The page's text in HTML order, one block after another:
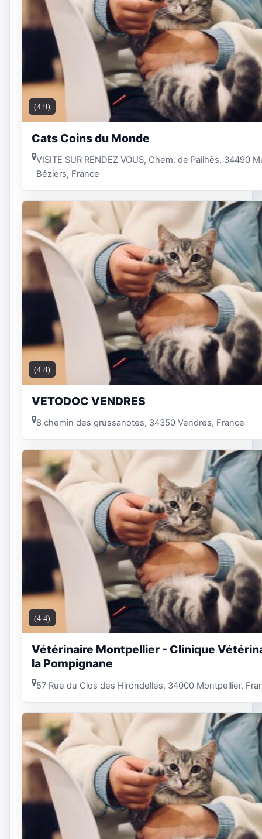
(4.9)
Cats Coins du Monde
VISITE SUR RENDEZ VOUS, Chem. de Pailhès, 34490
Béziers, France
(4.8)
VETODOC VENDRES
8 chemin des grussanotes, 34350 Vendres, France
(4.4)
Vétérinaire Montpellier - Clinique
la Pompignane
57 Rue du Clos des Hirondelles, 34000 Montpellier,